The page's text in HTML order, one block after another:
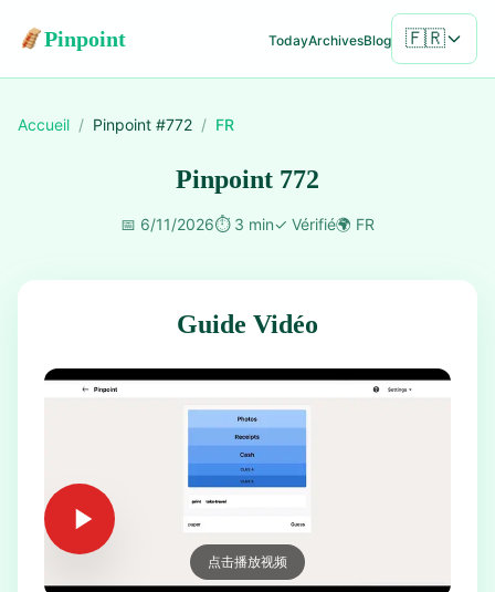
Pinpoint TodayArchivesBlog 🇫🇷
Accueil / Pinpoint #772 / FR
Pinpoint 772
📅 6/11/2026⏱️ 3 min✓ Vérifié🌍 FR
Guide Vidéo
点击播放视频